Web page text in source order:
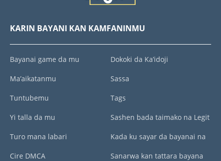
KARIN BAYANI KAN KAMFANINMU
Bayanai game da mu
Ma’aikatanmu
Tuntubemu
Yi talla da mu
Turo mana labari
Cire DMCA
Dokoki da Ka’idoji
Sassa
Tags
Sashen bada taimako na Legit
Kada ku sayar da bayanai na
Sanarwa kan tattara bayana